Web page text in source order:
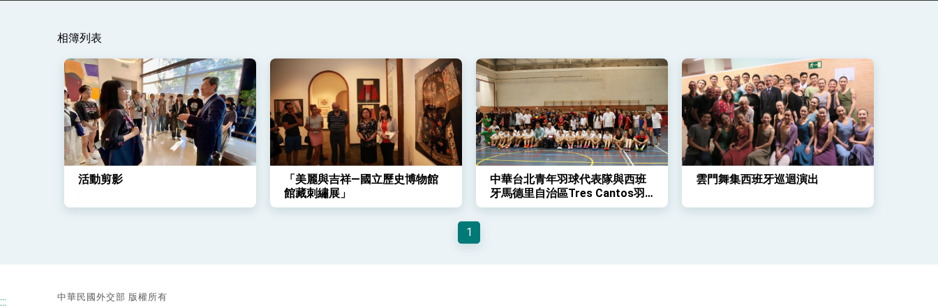
總統發表執政周年談話 盼面對未來挑戰 堅持團結 迎風轉型 穩健前行
賴總統就職演說影片
總統重要談話
外交部重要言論
我國政府將在美國亞利桑納州設立「駐鳳凰城辦事處」，進一步深化台美交流合作
相簿列表
活動剪影
「美麗與吉祥—國立歷史博物館
館藏刺繡展」
中華台北青年羽球代表隊與西班
牙馬德里自治區Tres Cantos羽
球協會聯誼活動
雲門舞集西班牙巡迴演出
1
::: 中華民國外交部 版權所有